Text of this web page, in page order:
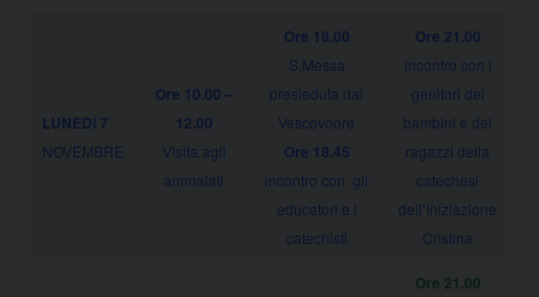
LUNEDÌ 7
NOVEMBRE
Ore 10.00 –
12.00
Visita agli
ammalati
Ore 18.00
S.Messa
presieduta dal
Vescovoore
Ore 18.45
incontro con gli
educatori e i
catechisti
Ore 21.00
incontro con i
genitori dei
bambini e dei
ragazzi della
catechesi
dell’Iniziazione
Cristina
Ore 21.00